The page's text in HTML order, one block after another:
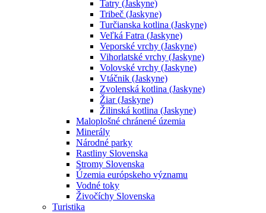
Tatry (Jaskyne)
Tribeč (Jaskyne)
Turčianska kotlina (Jaskyne)
Veľká Fatra (Jaskyne)
Veporské vrchy (Jaskyne)
Vihorlatské vrchy (Jaskyne)
Volovské vrchy (Jaskyne)
Vtáčnik (Jaskyne)
Zvolenská kotlina (Jaskyne)
Žiar (Jaskyne)
Žilinská kotlina (Jaskyne)
Maloplošné chránené územia
Minerály
Národné parky
Rastliny Slovenska
Stromy Slovenska
Územia európskeho významu
Vodné toky
Živočíchy Slovenska
Turistika